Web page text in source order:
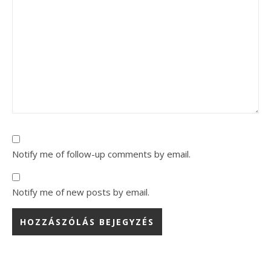
Notify me of follow-up comments by email.
Notify me of new posts by email.